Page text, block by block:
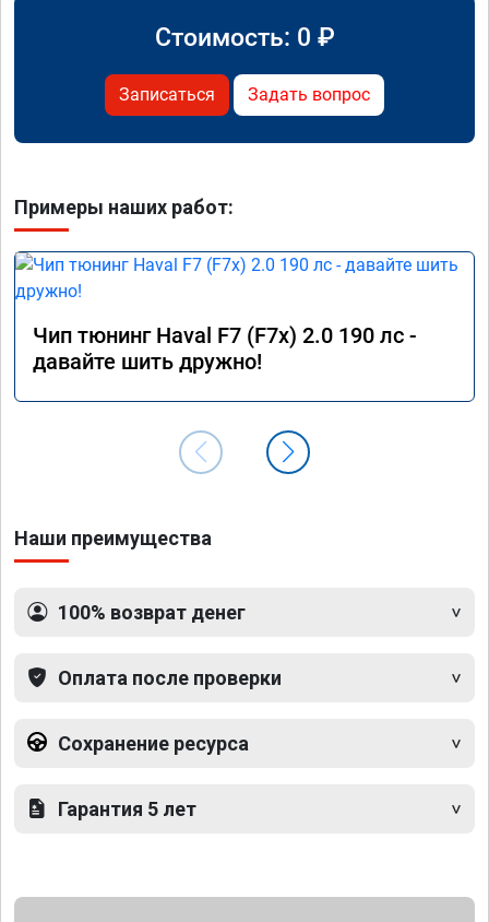
Стоимость: 0 ₽
Записаться Задать вопрос
Примеры наших работ:
Чип тюнинг Haval F7 (F7x) 2.0 190 лс -
давайте шить дружно!
Наши преимущества
100% возврат денег
Оплата после проверки
Сохранение ресурса
Гарантия 5 лет